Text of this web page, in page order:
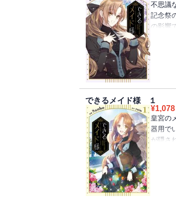
不思議
記念祭
の影響
チ！
できるメイド様 １
¥1,078
皇宮の
器用で
が隠さ
くも